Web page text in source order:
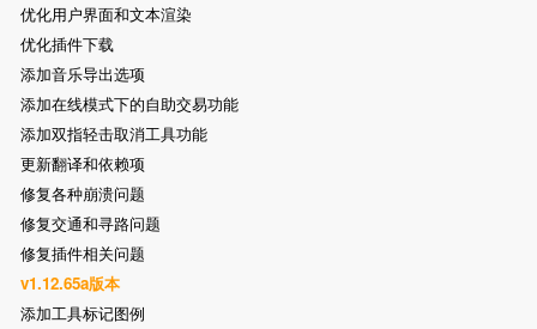
优化用户界面和文本渲染
优化插件下载
添加音乐导出选项
添加在线模式下的自助交易功能
添加双指轻击取消工具功能
更新翻译和依赖项
修复各种崩溃问题
修复交通和寻路问题
修复插件相关问题
v1.12.65a版本
添加工具标记图例